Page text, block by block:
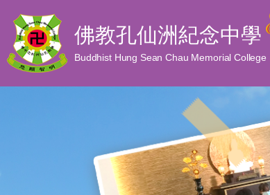
佛教孔仙洲紀念中學
Buddhist Hung Sean Chau Memorial College